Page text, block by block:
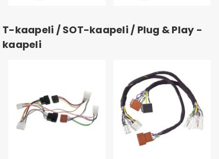
T-kaapeli / SOT-kaapeli / Plug & Play -
kaapeli